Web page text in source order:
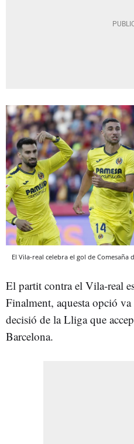
El Vila-real celebra el gol de Comesaña
El partit contra el Vila-real
Finalment, aquesta opció va
decisió de la Lliga que
Barcelona.